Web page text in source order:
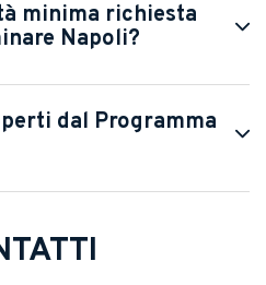
minima richiesta
Napoli?
dal Programma